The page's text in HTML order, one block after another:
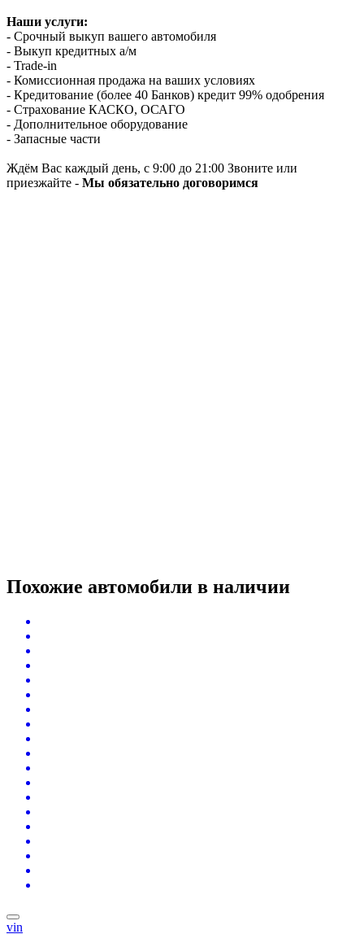
Наши услуги:
- Срочный выкуп вашего автомобиля
- Выкуп кредитных а/м
- Trade-in
- Комиссионная продажа на ваших условиях
- Кредитование (более 40 Банков) кредит 99% одобрения
- Страхование КАСКО, ОСАГО
- Дополнительное оборудование
- Запасные части
Ждём Вас каждый день, с 9:00 до 21:00 Звоните или
приезжайте - Мы обязательно договоримся
Похожие автомобили в наличии
vin